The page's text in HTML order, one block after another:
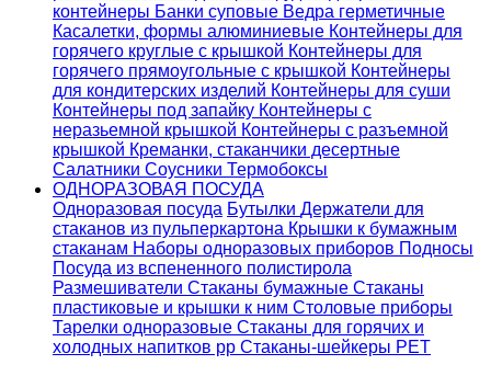
контейнеры Банки суповые Ведра герметичные
Касалетки, формы алюминиевые Контейнеры для
горячего круглые с крышкой Контейнеры для
горячего прямоугольные с крышкой Контейнеры
для кондитерских изделий Контейнеры для суши
Контейнеры под запайку Контейнеры с
неразьемной крышкой Контейнеры с разъемной
крышкой Креманки, стаканчики десертные
Салатники Соусники Термобоксы
ОДНОРАЗОВАЯ ПОСУДА
Одноразовая посуда Бутылки Держатели для
стаканов из пульперкартона Крышки к бумажным
стаканам Наборы одноразовых приборов Подносы
Посуда из вспененного полистирола
Размешиватели Стаканы бумажные Стаканы
пластиковые и крышки к ним Столовые приборы
Тарелки одноразовые Стаканы для горячих и
холодных напитков pp Стаканы-шейкеры PET